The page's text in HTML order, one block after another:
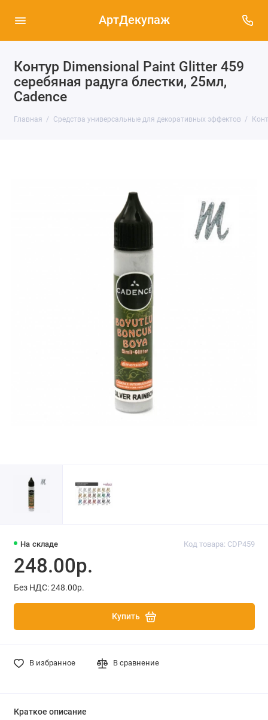
АртДекупаж
Контур Dimensional Paint Glitter 459
серебяная радуга блестки, 25мл,
Cadence
Главная Средства универсальные для декоративных эффектов
На складе Код товара: CDP459
248.00р.
Без НДС: 248.00р.
Купить
В избранное В сравнение
Краткое описание